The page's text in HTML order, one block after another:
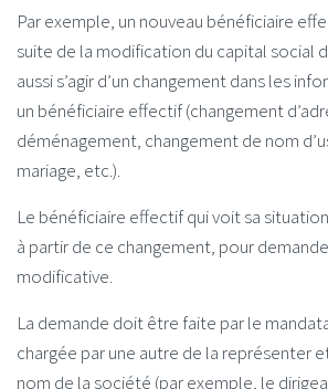
Par exemple, un nouveau bénéficiaire
suite de la modification du capital social
aussi s’agir d’un changement dans les
un bénéficiaire effectif (changement
déménagement, changement de nom
mariage, etc.).
Le bénéficiaire effectif qui voit sa
à partir de ce changement, pour
modificative.
La demande doit être faite par le
chargée par une autre de la représenter
nom de la société (par exemple, le